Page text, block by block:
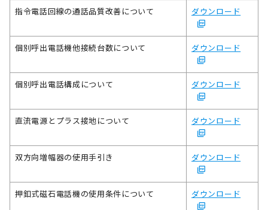
指令電話回線の通話品質改善について ダウンロード
個別呼出電話機他接続台数について ダウンロード
個別呼出電話構成について ダウンロード
直流電源とプラス接地について ダウンロード
双方向増幅器の使用手引き ダウンロード
押釦式磁石電話機の使用条件について ダウンロード